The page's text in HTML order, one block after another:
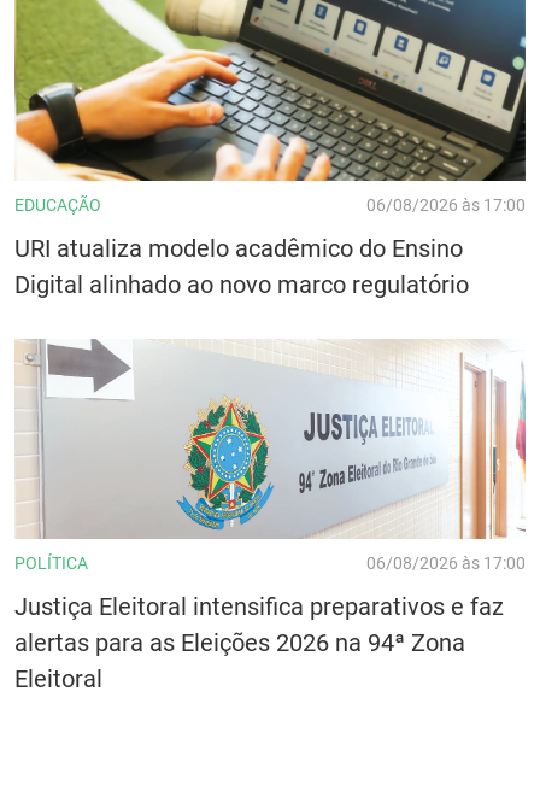
EDUCAÇÃO 06/08/2026 às 17:00
URI atualiza modelo acadêmico do Ensino
Digital alinhado ao novo marco regulatório
POLÍTICA 06/08/2026 às 17:00
Justiça Eleitoral intensifica preparativos e faz
alertas para as Eleições 2026 na 94ª Zona
Eleitoral